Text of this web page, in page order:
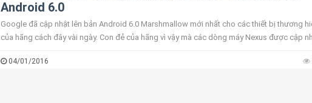
Android 6.0
Google đã cập nhật lên bản Android 6.0 Marshmallow mới nhất cho các thiết bị thương
của hãng cách đây vài ngày. Con đẻ của hãng vì vậy mà các dòng máy Nexus được cập
04/01/2016